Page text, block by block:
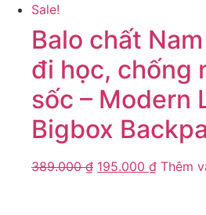
Sale!
Balo chất
đi học, chống
sốc – Modern
Bigbox
389.000₫ 195.000 ₫ Thêm